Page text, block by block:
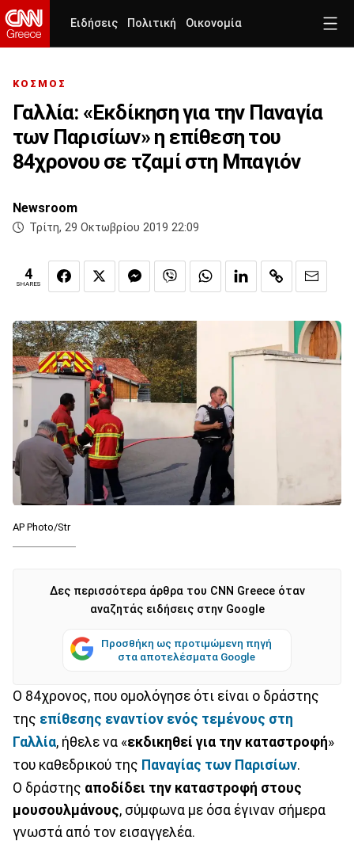
Ειδήσεις Πολιτική Οικονομία
ΚΟΣΜΟΣ
Γαλλία: «Εκδίκηση για την Παναγία
των Παρισίων» η επίθεση του
84χρονου σε τζαμί στη Μπαγιόν
Newsroom
Τρίτη, 29 Οκτωβρίου 2019 22:09
4
SHARES
AP Photo/Str
Δες περισσότερα άρθρα του CNN Greece όταν
αναζητάς ειδήσεις στην Google
Προσθήκη ως προτιμώμενη πηγή
στα αποτελέσματα Google
Ο 84χρονος, που ομολόγησε ότι είναι ο δράστης
της επίθεσης εναντίον ενός τεμένους στη
Γαλλία, ήθελε να «εκδικηθεί για την καταστροφή»
του καθεδρικού της Παναγίας των Παρισίων.
Ο δράστης αποδίδει την καταστροφή στους
μουσουλμάνους, σύμφωνα με όσα έγιναν σήμερα
γνωστά από τον εισαγγελέα.